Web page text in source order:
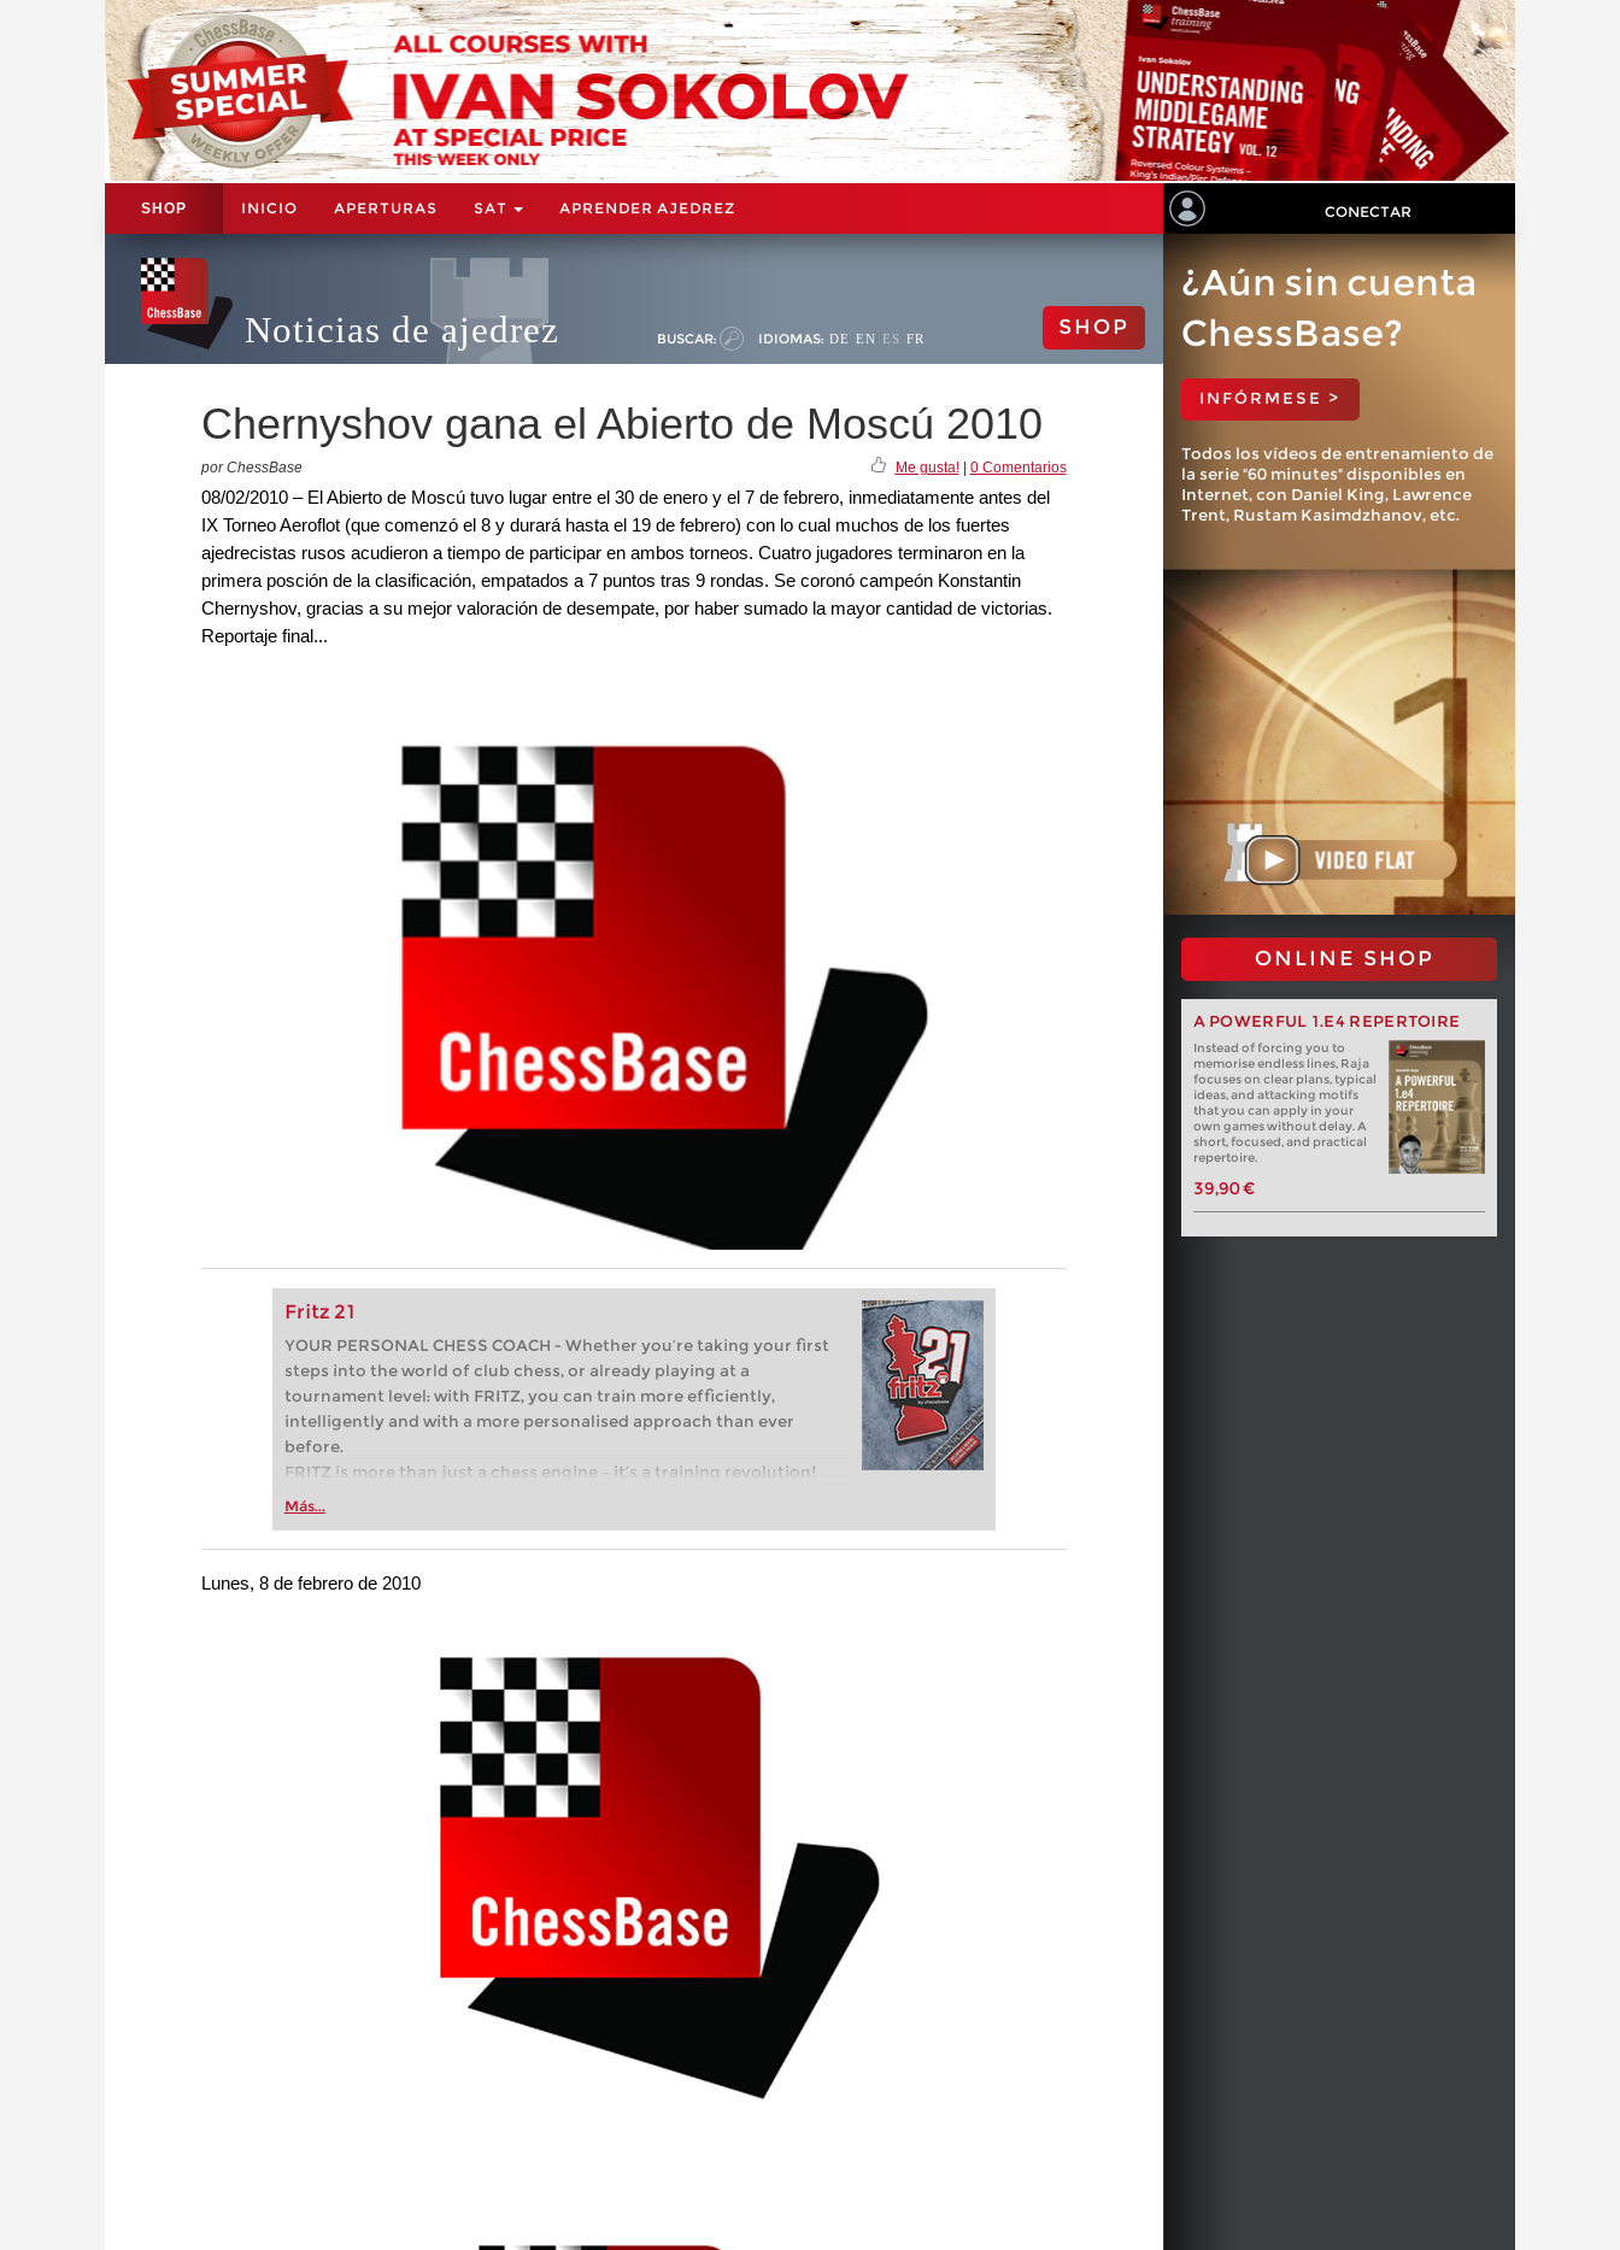
SHOP INICIO APERTURAS SAT APRENDER AJEDREZ CONECTAR
Noticias de ajedrez BUSCAR: IDIOMAS: DE EN ES FR SHOP
Chernyshov gana el Abierto de Moscú 2010
por ChessBase Me gusta!| 0 Comentarios
08/02/2010 – El Abierto de Moscú tuvo lugar entre el 30 de enero y el 7 de febrero, inmediatamente antes del
IX Torneo Aeroflot (que comenzó el 8 y durará hasta el 19 de febrero) con lo cual muchos de los fuertes
ajedrecistas rusos acudieron a tiempo de participar en ambos torneos. Cuatro jugadores terminaron en la
primera posción de la clasificación, empatados a 7 puntos tras 9 rondas. Se coronó campeón Konstantin
Chernyshov, gracias a su mejor valoración de desempate, por haber sumado la mayor cantidad de victorias.
Reportaje final...
Fritz 21
YOUR PERSONAL CHESS COACH - Whether you’re taking your first
steps into the world of club chess, or already playing at a
tournament level: with FRITZ, you can train more efficiently,
intelligently and with a more personalised approach than ever
before.
FRITZ is more than just a chess engine – it’s a training revolution!
Whether you’re taking your first steps into the world of club chess,
more efficiently, intelligently and with a more personalised
approach than ever before.
Más...
¿Aún sin cuenta
ChessBase?
INFÓRMESE >
Todos los vídeos de entrenamiento de
la serie "60 minutes" disponibles en
Internet, con Daniel King, Lawrence
Trent, Rustam Kasimdzhanov, etc.
ONLINE SHOP
A POWERFUL 1.E4 REPERTOIRE
Instead of forcing you to
memorise endless lines, Raja
focuses on clear plans, typical
ideas, and attacking motifs
that you can apply in your
own games without delay. A
short, focused, and practical
repertoire.
39,90 €
Lunes, 8 de febrero de 2010